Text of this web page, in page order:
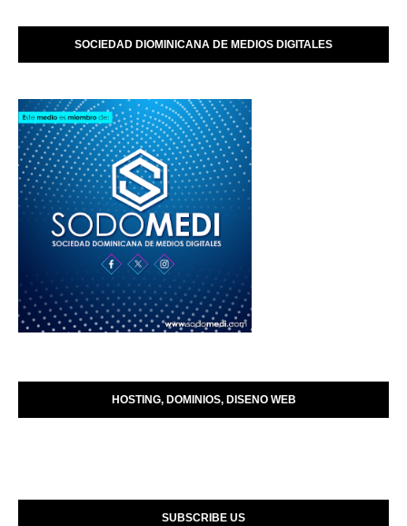
SOCIEDAD DIOMINICANA DE MEDIOS DIGITALES
HOSTING, DOMINIOS, DISENO WEB
SUBSCRIBE US